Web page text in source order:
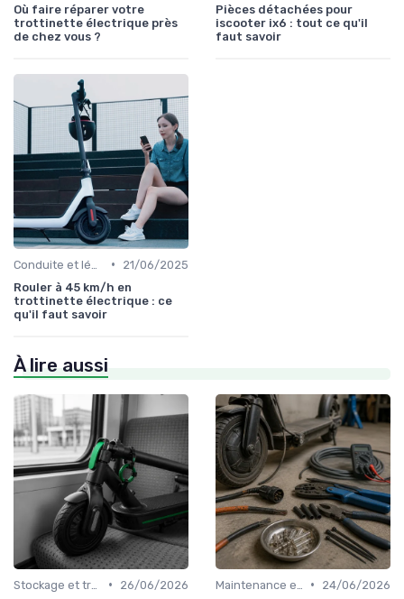
Où faire réparer votre
trottinette électrique près
de chez vous ?
Pièces détachées pour
iscooter ix6 : tout ce qu'il
faut savoir
•
21/06/2025
Rouler à 45 km/h en
trottinette électrique : ce
qu'il faut savoir
À lire aussi
•
26/06/2026
•
24/06/2026